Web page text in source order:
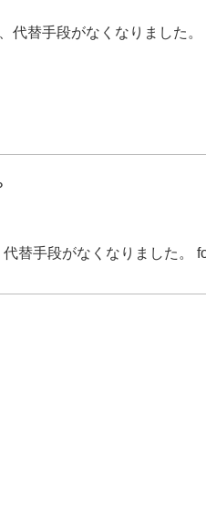
代替手段がなくなりました
代替手段がなくなりました。